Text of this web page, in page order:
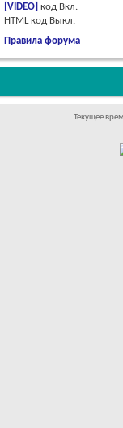
[VIDEO] код Вкл.
HTML код Выкл.
Правила форума
Текущее